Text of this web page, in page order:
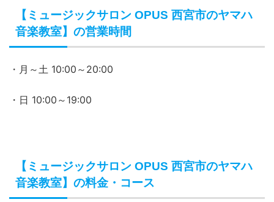
【ミュージックサロン OPUS 西宮市のヤマハ
音楽教室】の営業時間
・月～土 10:00～20:00
・日 10:00～19:00
【ミュージックサロン OPUS 西宮市のヤマハ
音楽教室】の料金・コース